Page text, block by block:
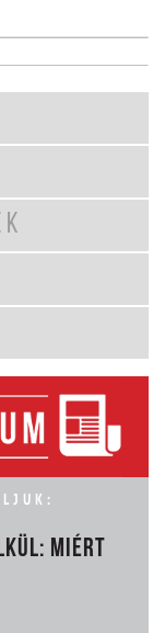
MIÉRT